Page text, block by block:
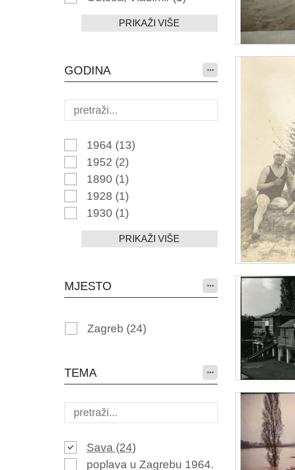
PRIKAŽI VIŠE
GODINA
1964 (13)
1952 (2)
1890 (1)
1928 (1)
1930 (1)
PRIKAŽI VIŠE
MJESTO
Zagreb (24)
TEMA
Sava (24)
poplava u Zagrebu 1964.